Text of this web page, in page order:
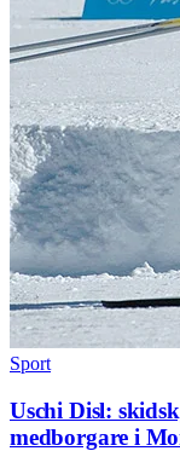
Sport
Uschi Disl:
medborgare i